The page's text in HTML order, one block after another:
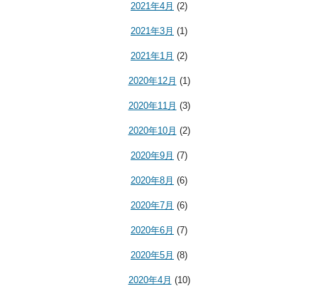
2021年4月 (2)
2021年3月 (1)
2021年1月 (2)
2020年12月 (1)
2020年11月 (3)
2020年10月 (2)
2020年9月 (7)
2020年8月 (6)
2020年7月 (6)
2020年6月 (7)
2020年5月 (8)
2020年4月 (10)